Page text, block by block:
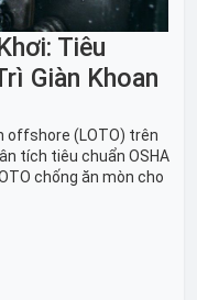
Tiêu
Giàn Khoan
offshore (LOTO) trên
tích tiêu chuẩn OSHA
chống ăn mòn cho